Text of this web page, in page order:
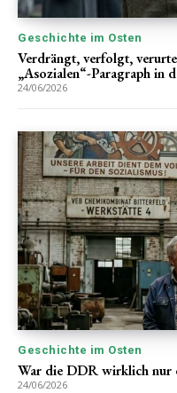
Geschichte im Osten
Verdrängt, verfolgt,
„Asozialen“-Paragraph in
24/06/2026
Geschichte im Osten
War die DDR wirklich nur
24/06/2026